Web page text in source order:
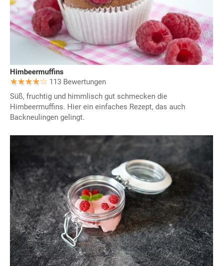
Himbeermuffins
113 Bewertungen
Süß, fruchtig und himmlisch gut schmecken die
Himbeermuffins. Hier ein einfaches Rezept, das auch
Backneulingen gelingt.